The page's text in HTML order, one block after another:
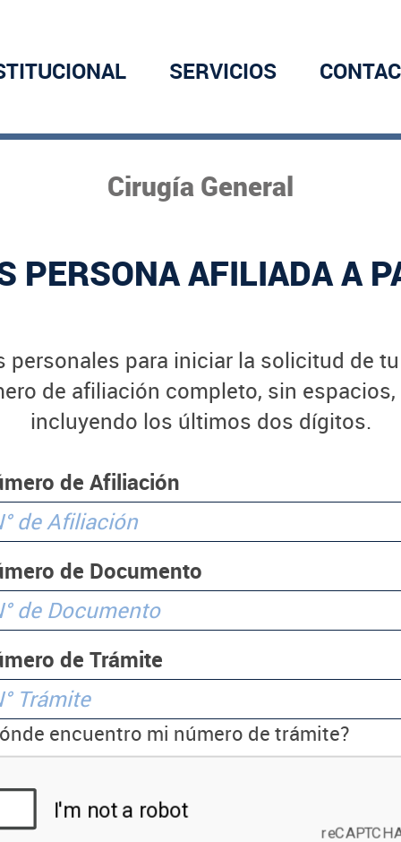
SERVICIOS
Cirugía General
PERSONA AFILIADA A
personales para iniciar la solicitud de
de afiliación completo, sin
incluyendo los últimos dos dígitos.
de Afiliación
de Documento
de Trámite
encuentro mi número de trámite?